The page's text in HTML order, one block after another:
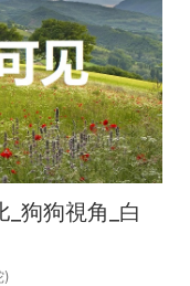
狗狗視角_白
)